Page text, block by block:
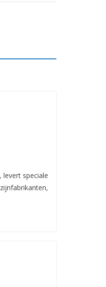
levert speciale